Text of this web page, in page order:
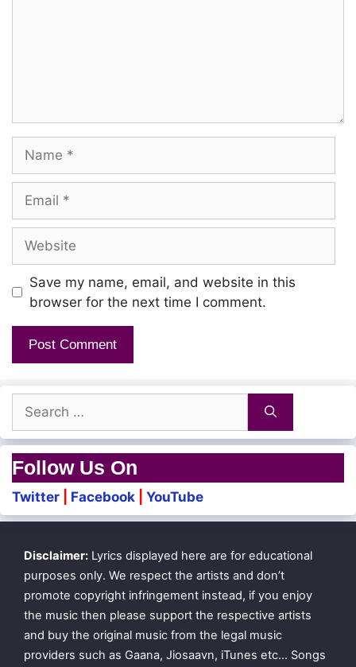
Ullamo ninaikkuthu
Udhaduthaan maraikkuthu….
Ho!…
Sollaamaththaanae
Intha manasu thavikkuthu
Vandu vanthaa vazhi kidaikkumaa!…
Vandin idhzh mottil pattuvittaa
Mottin idhazh vittukodukkumae!…
Oo!.. poonaikku maniya katturathu yaaru
Ippadiyae irunthaa? mudivenna kooru
Pennin mana aazham
Save my name, email, and website in this
browser for the next time I comment.
for:
Follow Us On
Twitter Facebook YouTube
Disclaimer: Lyrics displayed here are for educational
purposes only. We respect the artists and don’t
promote copyright infringement instead, if you enjoy
the music then please support the respective artists
and buy the original music from the legal music
providers such as Gaana, Jiosaavn, iTunes etc… Songs